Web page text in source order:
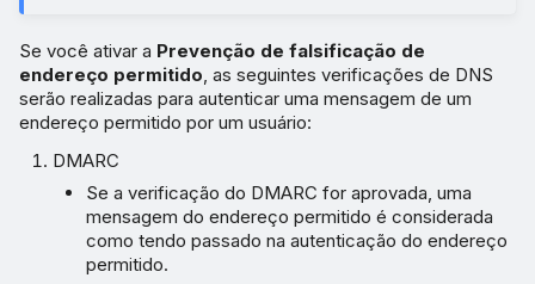
Se você ativar a Prevenção de falsificação de
endereço permitido , as seguintes verificações de DNS
serão realizadas para autenticar uma mensagem de um
endereço permitido por um usuário:
DMARC
Se a verificação do DMARC for aprovada, uma
mensagem do endereço permitido é considerada
como tendo passado na autenticação do endereço
permitido.